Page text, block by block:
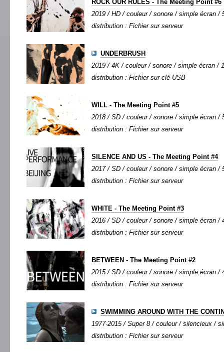
ROCK OUR RULES - The Meeting Point #6
2019 / HD / couleur / sonore / simple écran /
distribution : Fichier sur serveur
UNDERBRUSH
2019 / 4K / couleur / sonore / simple écran /
distribution : Fichier sur clé USB
WILL - The Meeting Point #5
2018 / SD / couleur / sonore / simple écran /
distribution : Fichier sur serveur
SILENCE AND US - The Meeting Point #4
2017 / SD / couleur / sonore / simple écran /
distribution : Fichier sur serveur
WHITE - The Meeting Point #3
2016 / SD / couleur / sonore / simple écran /
distribution : Fichier sur serveur
BETWEEN - The Meeting Point #2
2015 / SD / couleur / sonore / simple écran /
distribution : Fichier sur serveur
SWIMMING AROUND WITH THE
1977-2015 / Super 8 / couleur / silencieux /
distribution : Fichier sur serveur